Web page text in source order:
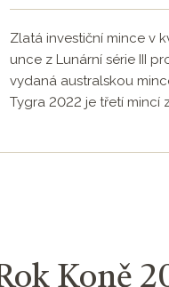
Zlatá investiční mince v
unce z Lunární série III
vydaná australskou
Tygra 2022 je třetí mincí
Koně